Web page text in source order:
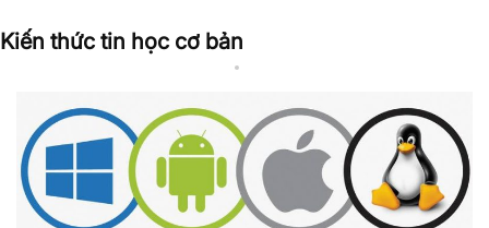
Kiến thức tin học cơ bản